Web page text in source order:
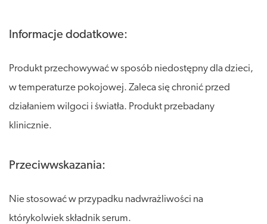
Informacje dodatkowe:
Produkt przechowywać w sposób niedostępny dla dzieci,
w temperaturze pokojowej. Zaleca się chronić przed
działaniem wilgoci i światła. Produkt przebadany
klinicznie.
Przeciwwskazania:
Nie stosować w przypadku nadwrażliwości na
którykolwiek składnik serum.